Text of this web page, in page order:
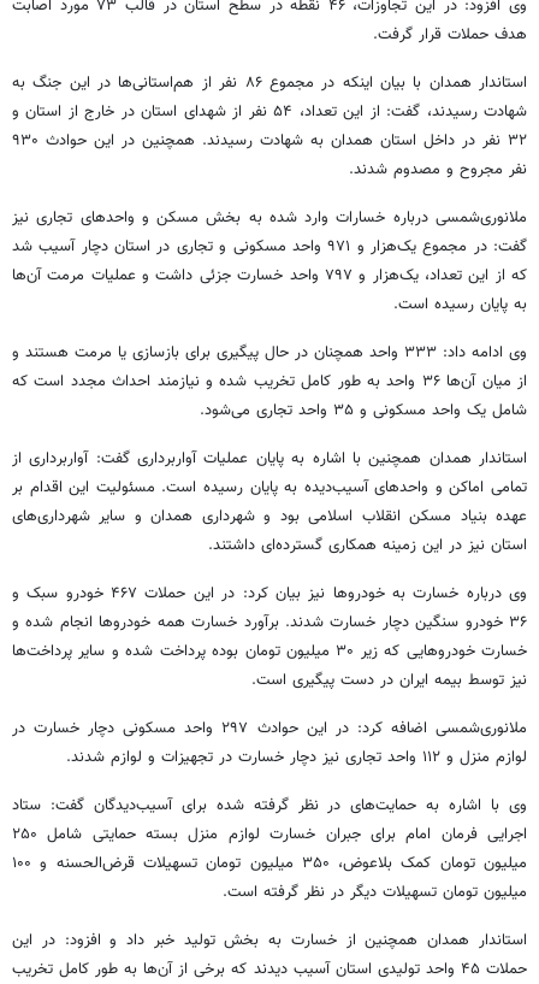
وی افزود: در این تجاوزات، ۴۶ نقطه در سطح استان در قالب ۷۳ مورد اصابت
هدف حملات قرار گرفت.
استاندار همدان با بیان اینکه در مجموع ۸۶ نفر از هم‌استانی‌ها در این جنگ به
شهادت رسیدند، گفت: از این تعداد، ۵۴ نفر از شهدای استان در خارج از استان و
۳۲ نفر در داخل استان همدان به شهادت رسیدند. همچنین در این حوادث ۹۳۰
نفر مجروح و مصدوم شدند.
ملانوری‌شمسی درباره خسارات وارد شده به بخش مسکن و واحدهای تجاری نیز
گفت: در مجموع یک‌هزار و ۹۷۱ واحد مسکونی و تجاری در استان دچار آسیب شد
که از این تعداد، یک‌هزار و ۷۹۷ واحد خسارت جزئی داشت و عملیات مرمت آن‌ها
به پایان رسیده است.
وی ادامه داد: ۳۳۳ واحد همچنان در حال پیگیری برای بازسازی یا مرمت هستند و
از میان آن‌ها ۳۶ واحد به طور کامل تخریب شده و نیازمند احداث مجدد است که
شامل یک واحد مسکونی و ۳۵ واحد تجاری می‌شود.
استاندار همدان همچنین با اشاره به پایان عملیات آواربرداری گفت: آواربرداری از
تمامی اماکن و واحدهای آسیب‌دیده به پایان رسیده است. مسئولیت این اقدام بر
عهده بنیاد مسکن انقلاب اسلامی بود و شهرداری همدان و سایر شهرداری‌های
استان نیز در این زمینه همکاری گسترده‌ای داشتند.
وی درباره خسارت به خودروها نیز بیان کرد: در این حملات ۴۶۷ خودرو سبک و
۳۶ خودرو سنگین دچار خسارت شدند. برآورد خسارت همه خودروها انجام شده و
خسارت خودروهایی که زیر ۳۰ میلیون تومان بوده پرداخت شده و سایر پرداخت‌ها
نیز توسط بیمه ایران در دست پیگیری است.
ملانوری‌شمسی اضافه کرد: در این حوادث ۲۹۷ واحد مسکونی دچار خسارت در
لوازم منزل و ۱۱۲ واحد تجاری نیز دچار خسارت در تجهیزات و لوازم شدند.
وی با اشاره به حمایت‌های در نظر گرفته شده برای آسیب‌دیدگان گفت: ستاد
اجرایی فرمان امام برای جبران خسارت لوازم منزل بسته حمایتی شامل ۲۵۰
میلیون تومان کمک بلاعوض، ۳۵۰ میلیون تومان تسهیلات قرض‌الحسنه و ۱۰۰
میلیون تومان تسهیلات دیگر در نظر گرفته است.
استاندار همدان همچنین از خسارت به بخش تولید خبر داد و افزود: در این
حملات ۴۵ واحد تولیدی استان آسیب دیدند که برخی از آن‌ها به طور کامل تخریب